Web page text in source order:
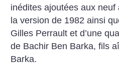
inédites ajoutées aux
la version de 1982 ainsi
Gilles Perrault et d’une
de Bachir Ben Barka, fils
Barka.